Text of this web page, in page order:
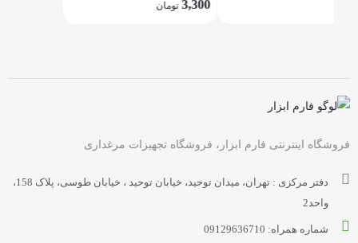
فروشگاه اینترنتی فارم ابزار، فروشگاه تجهیزات مرغداری
دفتر مرکزی : تهران، میدان توحید، خیابان توحید ، خیابان طوسی، پلاک 158،
واحد2
شماره همراه: 09129636710